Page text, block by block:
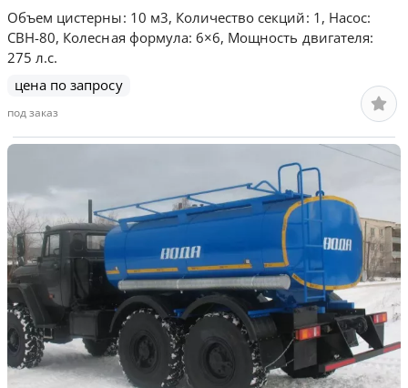
Объем цистерны: 10 м3, Количество секций: 1, Насос:
СВН-80, Колесная формула: 6×6, Мощность двигателя:
275 л.с.
цена по запросу
под заказ